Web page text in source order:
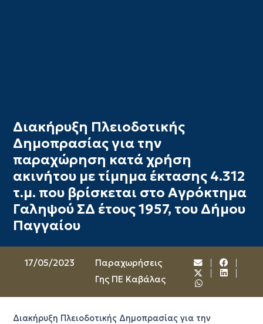
Διακήρυξη Πλειοδοτικής
Δημοπρασίας για την
παραχώρηση κατά χρήση
ακινήτου με τίμημα έκτασης 4.312
τ.μ. που βρίσκεται στο Αγρόκτημα
Γαληψού ΣΔ έτους 1957, του Δήμου
Παγγαίου
17/05/2023
Παραχωρήσεις
Γης ΠΕ Καβάλας
Διακήρυξη Πλειοδοτικής Δημοπρασίας για την